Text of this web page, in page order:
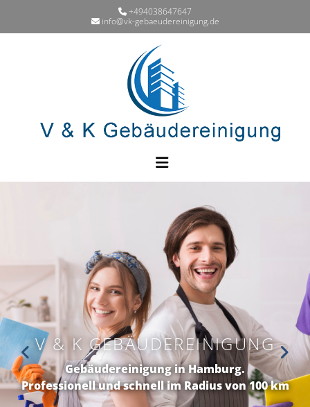
 +494038647647
 info@vk-gebaeudereinigung.de
V & K GEBÄUDEREINIGUNG
Gebäudereinigung in Hamburg.
Professionell und schnell im Radius von 100 km